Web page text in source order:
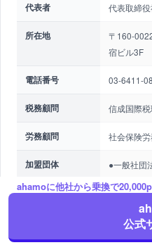
代表者 代表取締
所在地
〒160-
宿ビル3F
電話番号 03-6411-
税務顧問 信成国際
労務顧問 社会保険
加盟団体
●一般社団
●一般社団
●グリーン
●TCFD（
ス）
ahamoに他社から乗換で
公式